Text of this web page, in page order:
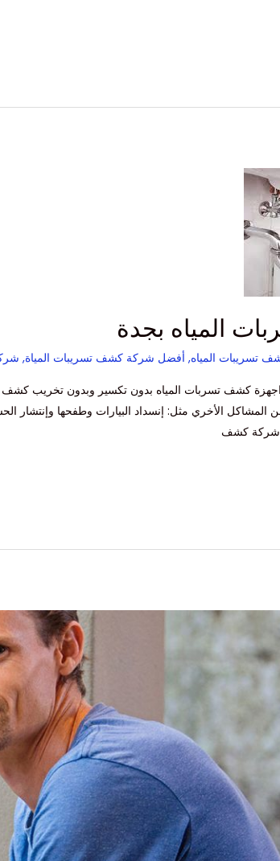
, أفضل شركة كشف تسريبات المياة,
اجهزة كشف تسربات المياه بدون تكسير وبدون تخريب
الأخري مثل: إنسداد البيارات وطفحها وإنتشار
شركة كشف